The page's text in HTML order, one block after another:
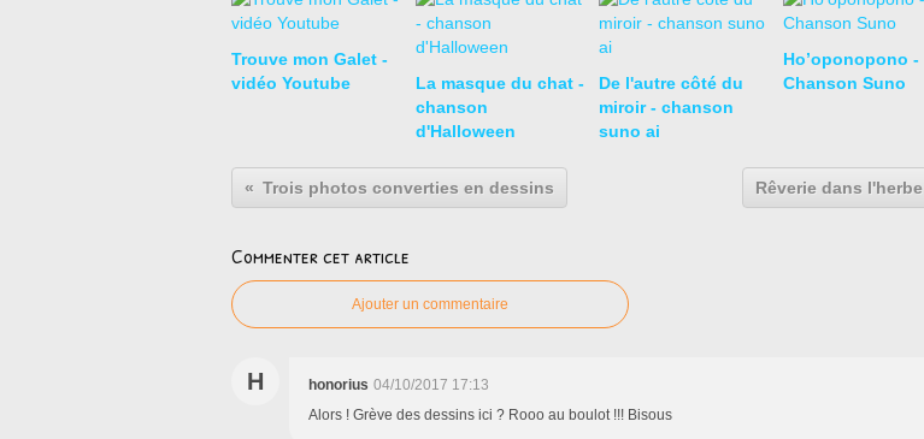
Trouve mon Galet -
vidéo Youtube
La masque du chat -
chanson
d'Halloween
De l'autre côté du
miroir - chanson
suno ai
Ho’oponopono -
Chanson Suno
Trois photos converties en dessins Rêverie dans l'herbe
Commenter cet article
Ajouter un commentaire
H honorius 04/10/2017 17:13
Alors ! Grève des dessins ici ? Rooo au boulot !!! Bisous